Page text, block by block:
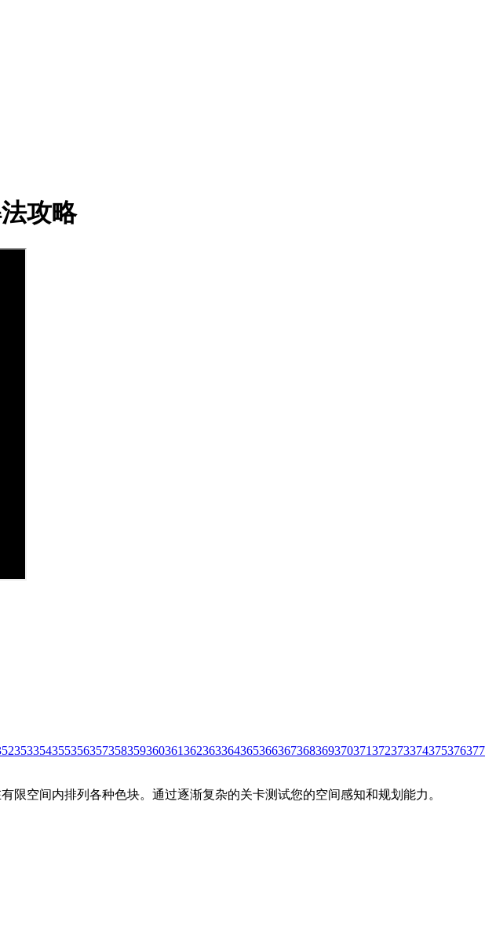
攻略
353354355356357358359360361362363364365366367368369370371372373374375376377
限空间内排列各种色块。通过逐渐复杂的关卡测试您的空间感知和规划能力。